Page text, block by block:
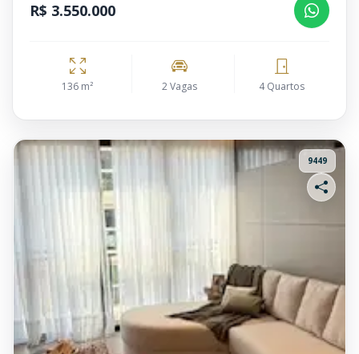
R$ 3.550.000
136 m² 2 Vagas 4 Quartos
9449